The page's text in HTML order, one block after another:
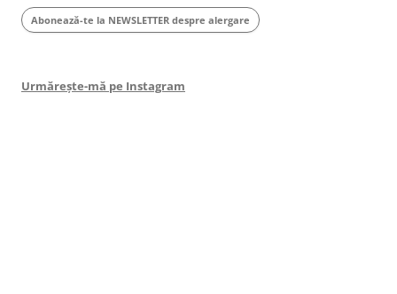
Abonează-te la NEWSLETTER despre alergare
Urmărește-mă pe Instagram